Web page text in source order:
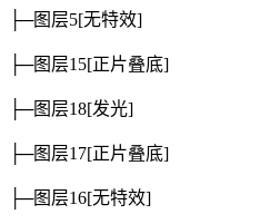
├─图层5[无特效]
├─图层15[正片叠底]
├─图层18[发光]
├─图层17[正片叠底]
├─图层16[无特效]